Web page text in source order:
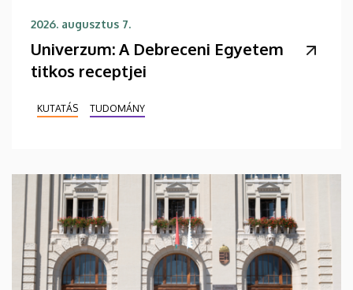
2026. augusztus 7.
Univerzum: A Debreceni Egyetem
titkos receptjei
KUTATÁS TUDOMÁNY